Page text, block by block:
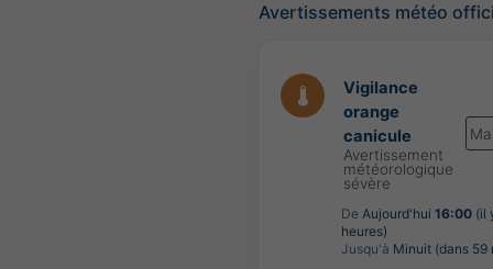
Avertissements météo
Vigilance
orange
canicule
Avertissement
météorologique
sévère
De Aujourd'hui 16:00 (il
heures)
Jusqu'à Minuit (dans 59